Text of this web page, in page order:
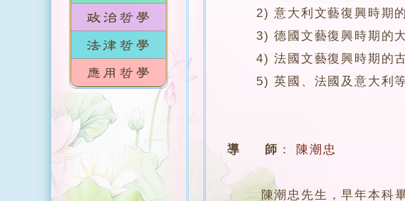
2) 意大利文藝復興時期的
3) 德國文藝復興時期的大
4) 法國文藝復興時期的古
5) 英國、法國及意大利等
導 師 ： 陳潮忠
陳潮忠先生，早年本科畢業